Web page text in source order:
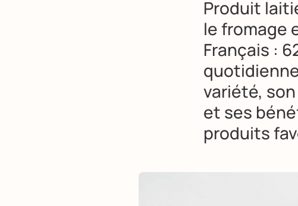
Produit
le fromage
Français :
variété,
et ses
produits